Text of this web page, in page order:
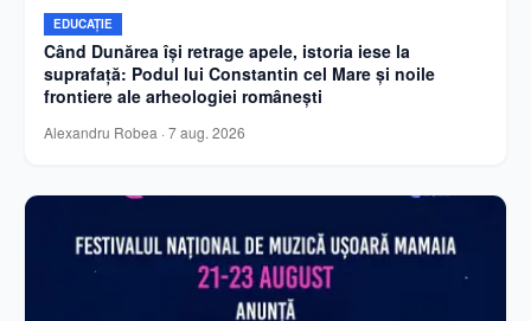
EDUCAȚIE
Când Dunărea își retrage apele, istoria iese la
suprafață: Podul lui Constantin cel Mare și noile
frontiere ale arheologiei românești
Alexandru Robea · 7 aug. 2026